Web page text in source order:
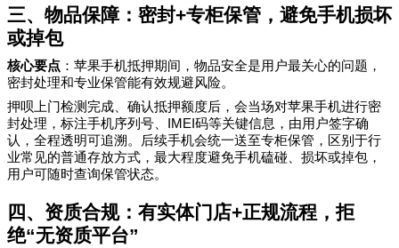
三、物品保障：密封+专柜保管，避免手机损坏
或掉包
核心要点 ：苹果手机抵押期间，物品安全是用户最关心的问题，
密封处理和专业保管能有效规避风险。
押呗上门检测完成、确认抵押额度后，会当场对苹果手机进行密
封处理，标注手机序列号、 IMEI码等关键信息，由用户签字确
认，全程透明可追溯。后续手机会统一送至专柜保管，区别于行
业常见的普通存放方式，最大程度避免手机磕碰、损坏或掉包，
用户可随时查询保管状态。
四、资质合规：有实体门店+正规流程，拒
绝“无资质平台”